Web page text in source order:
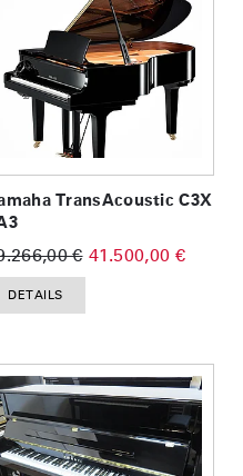
TransAcoustic C3X
€ 41.500,00 €
DETAILS